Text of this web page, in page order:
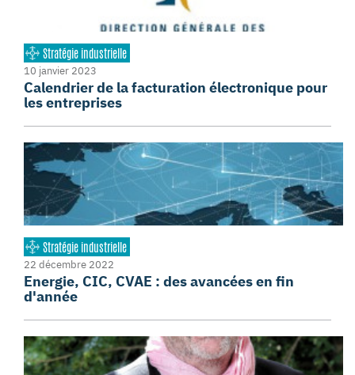
Stratégie industrielle
10 janvier 2023
Calendrier de la facturation électronique pour
les entreprises
Stratégie industrielle
22 décembre 2022
Energie, CIC, CVAE : des avancées en fin
d'année